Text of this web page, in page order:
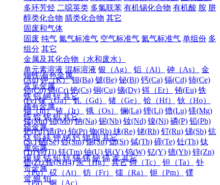
多环芳烃 二噁英类 多氯联苯 有机锡化合物 有机酸 胺 肼
醇类化合物 腈类化合物 其它
固废和气体
固废 纯气 氮气标准气 空气标准气 氦气标准气 单组份 多
组分 其它
金属及其化合物（水和废水）
单元素溶液 混标溶液 银（Ag） 铝（Al） 砷（As）
金
(Au) 钾（K） 钡(Ba) 铍(Be) 铋(Bi) 钙(Ca) 镉(Cd) 铈(Ce)
钴(Co) 铬(Cr) 铯(Cs) 铜(Cu) 镝(Dy) 铒（Er） 铕(Eu) 铁
(Fe) 镓（Ga） 钆（Gd） 锗（Ge） 铪（Hf）
钬（Ho）
铟（In） 铱（Ir） 锇（Os） 镧(La) 锂(Li) 镥(Lu) 镁(Mg)
锰(Mn) 钼(Mo) 钠(Na) 铌(Nb) 钕(Nd) 镍(Ni) 磷(P) 铅(Pb)
钯(Pd) 镨(Pr) 铂(Pt) 铷(Rb) 铼(Re) 铑(Rh) 钌(Ru) 锑(Sb) 钪
(Sc) 硒(Se) 钐(Sm) 锡(Sn) 锶(Sr) 铽(Tb) 碲(Te) 钍(Th) 钛
(Ti) 铊(Tl) 铥(Tm) 铀(U) 钒(V) 钨(W) 钇(Y) 镱(Yb) 锌(Zn)
锆(Zr) 铵(NH4) 汞（Hg） 其它 锝（Tc） 钽（Ta）
钋
（Po） 砹（At） 钫（Fr） 镭（Ra） 钷（Pm）
镤
（Pa） 锕（Ac）
钢铁/有色金属
常见金属
铁 铝 铜 锌 其它
稀有金属
锆 铪 铌 钽 其它
轻金属
钛 铝 镁 钾 钠 钙 锶 钡 其它
重金属
铜 镍 钴 铅 锌 锡 锑 铋 镉 汞 其它
贵金属
金 银 铂